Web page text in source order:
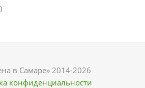
в Самаре» 2014-2026
конфиденциальности